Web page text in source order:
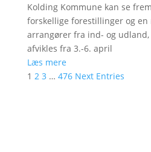
Kolding Kommune kan se
forskellige forestillinger og en
arrangører fra ind- og udland,
afvikles fra 3.-6. april
Læs mere
1 2 3 … 476 Next Entries